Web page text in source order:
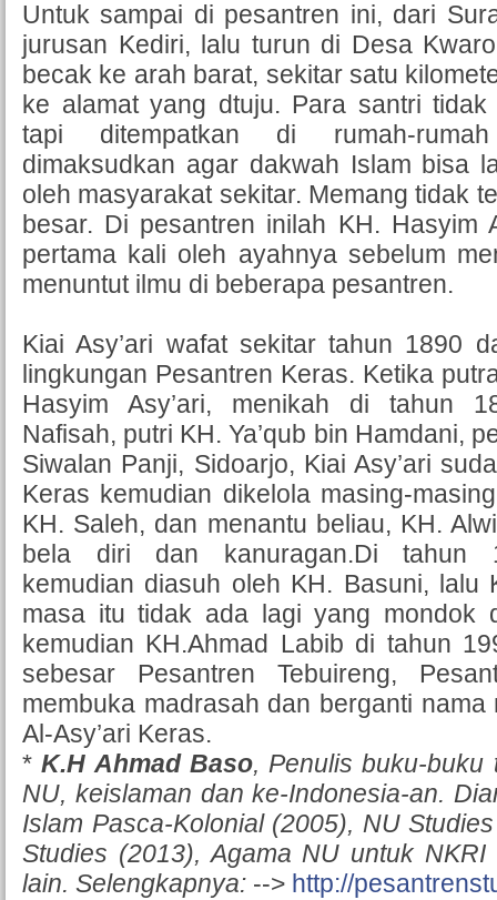
Untuk sampai di pesantren ini, dari
jurusan Kediri, lalu turun di Desa
becak ke arah barat, sekitar satu
ke alamat yang dtuju. Para santri
tapi ditempatkan di rumah-
dimaksudkan agar dakwah Islam bisa
oleh masyarakat sekitar. Memang tidak
besar. Di pesantren inilah KH. Hasyim
pertama kali oleh ayahnya sebelum
menuntut ilmu di beberapa pesantren.
Kiai Asy’ari wafat sekitar tahun 1890
lingkungan Pesantren Keras. Ketika
Hasyim Asy’ari, menikah di tahun
Nafisah, putri KH. Ya’qub bin Hamdani,
Siwalan Panji, Sidoarjo, Kiai Asy’ari
Keras kemudian dikelola masing-
KH. Saleh, dan menantu beliau, KH.
bela diri dan kanuragan.Di tahun
kemudian diasuh oleh KH. Basuni, lalu
masa itu tidak ada lagi yang mondok
kemudian KH.Ahmad Labib di tahun
sebesar Pesantren Tebuireng,
membuka madrasah dan berganti nama
Al-Asy’ari Keras.
*K.H Ahmad Baso, Penulis buku-buku
NU, keislaman dan ke-Indonesia-an.
Islam Pasca-Kolonial (2005), NU
Studies (2013), Agama NU untuk
lain. Selengkapnya: --> http://